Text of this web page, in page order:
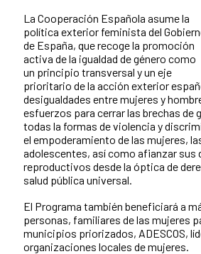
La Cooperación Española asume la
política exterior feminista del
de España, que recoge la promoción
activa de la igualdad de género como
un principio transversal y un eje
prioritario de la acción exterior
desigualdades entre mujeres y
esfuerzos para cerrar las brechas de
todas la formas de violencia y
el empoderamiento de las mujeres,
adolescentes, así como afianzar sus
reproductivos desde la óptica de
salud pública universal.
El Programa también beneficiará a
personas, familiares de las mujeres
municipios priorizados, ADESCOS,
organizaciones locales de mujeres.